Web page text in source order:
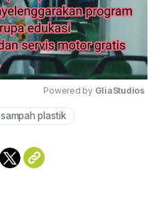
Powered by GliaStudios
sampah plastik